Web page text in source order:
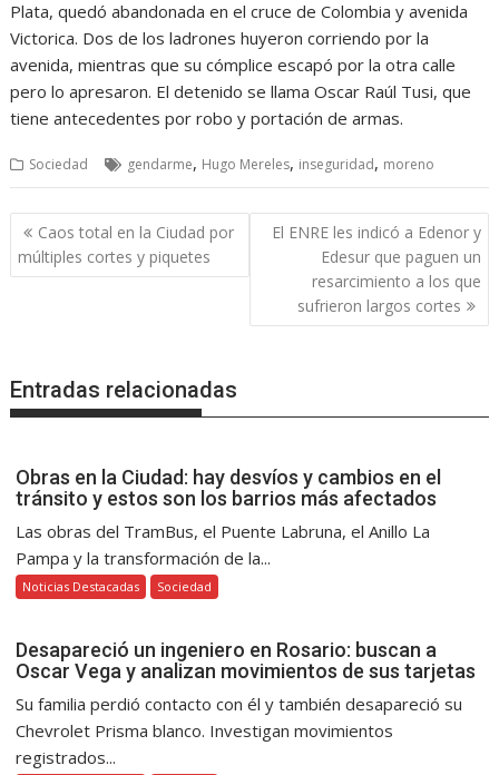
Plata, quedó abandonada en el cruce de Colombia y avenida
Victorica. Dos de los ladrones huyeron corriendo por la
avenida, mientras que su cómplice escapó por la otra calle
pero lo apresaron. El detenido se llama Oscar Raúl Tusi, que
tiene antecedentes por robo y portación de armas.
Sociedad gendarme, Hugo Mereles, inseguridad, moreno
Navegación
de
entradas
Caos total en la Ciudad por
múltiples cortes y piquetes
El ENRE les indicó a Edenor y
Edesur que paguen un
resarcimiento a los que
sufrieron largos cortes
Entradas relacionadas
Obras en la Ciudad: hay desvíos y cambios en el
tránsito y estos son los barrios más afectados
Las obras del TramBus, el Puente Labruna, el Anillo La
Pampa y la transformación de la...
Noticias Destacadas Sociedad
Desapareció un ingeniero en Rosario: buscan a
Oscar Vega y analizan movimientos de sus tarjetas
Su familia perdió contacto con él y también desapareció su
Chevrolet Prisma blanco. Investigan movimientos
registrados...